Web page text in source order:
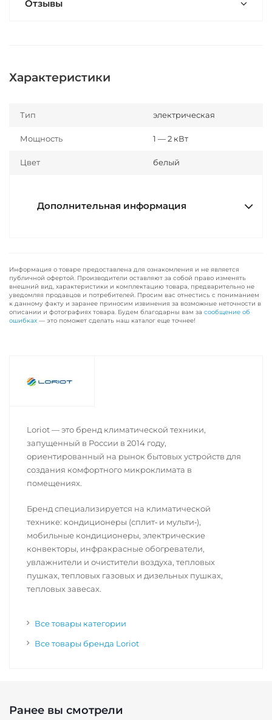
Отзывы
Характеристики
Тип электрическая
Мощность 1 — 2 кВт
Цвет белый
Дополнительная информация
Информация о товаре предоставлена для ознакомления и не является
публичной офертой. Производители оставляют за собой право изменять
внешний вид, характеристики и комплектацию товара, предварительно не
уведомляя продавцов и потребителей. Просим вас отнестись с пониманием
к данному факту и заранее приносим извинения за возможные неточности в
описании и фотографиях товара. Будем благодарны вам за сообщение об
ошибках — это поможет сделать наш каталог еще точнее!
Loriot — это бренд климатической техники,
запущенный в России в 2014 году,
ориентированный на рынок бытовых устройств для
создания комфортного микроклимата в
помещениях.
Бренд специализируется на климатической
технике: кондиционеры (сплит‑ и мульти‑),
мобильные кондиционеры, электрические
конвекторы, инфракрасные обогреватели,
увлажнители и очистители воздуха, тепловых
пушках, тепловых газовых и дизельных пушках,
тепловых завесах.
Все товары категории
Все товары бренда Loriot
Ранее вы смотрели